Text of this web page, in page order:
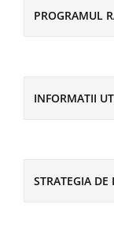
PROGRAMUL
INFORMATII
STRATEGIA DE